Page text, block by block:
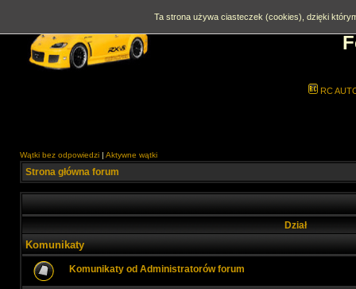
RC
Wątki bez odpowiedzi | Aktywne wątki
Strona główna forum
Dział
Komunikaty
Komunikaty od Administratorów forum
Ta strona używa ciasteczek (cookies), dzięki